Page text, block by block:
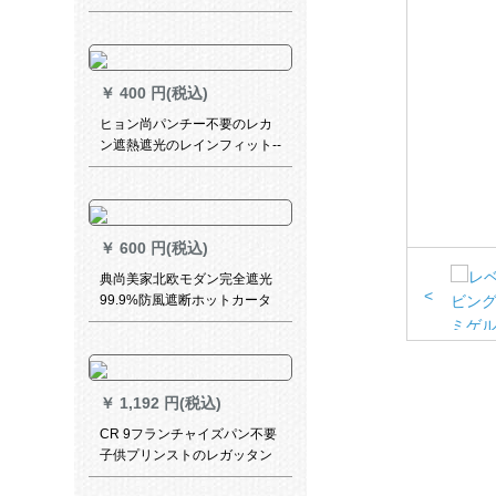
アル家厚手アルミンモノレン
ラインラインラインラインラ
インラインラインラインライ
ンラインラインアップアップ
アップしますか？
￥ 400 円(税込)
ヒョン尚パンチー不要のレカ
ン遮熱遮光のレインフィット--
-131334 3
￥ 600 円(税込)
典尚美家北欧モダン完全遮光
99.9%防風遮断ホットカータ
ーテーン新商品既製カーター
テーターテーリングリングテ
ーリングリングリングリング
リングリングリングリングリ
ングリングライン毎米価格格
(ナノリングパンチ穴)
￥ 1,192 円(税込)
CR 9フランチャイズパン不要
子供プリンストのレガッタン
遮熱遮光漫画ベビの寝室図案
<